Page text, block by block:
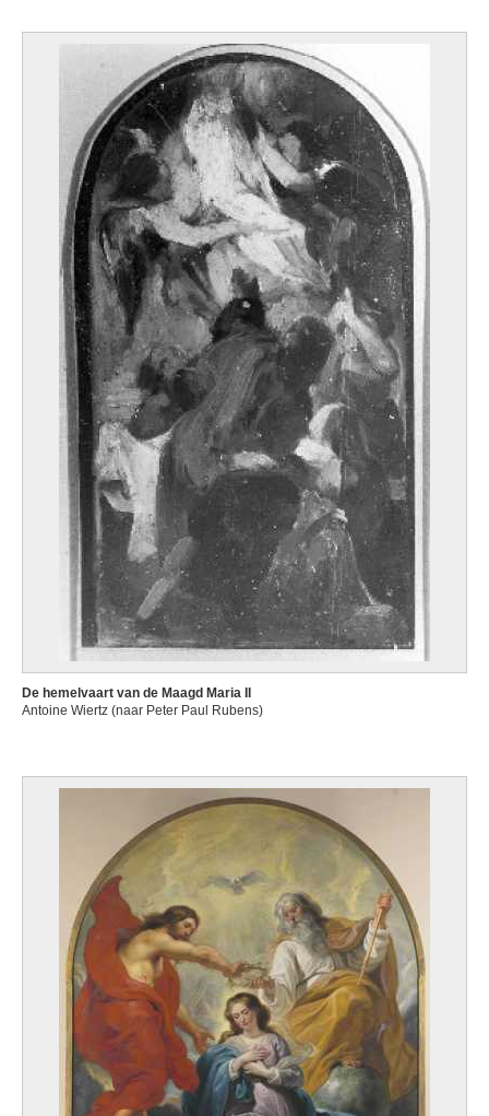
De hemelvaart van de Maagd Maria II
Antoine Wiertz (naar Peter Paul Rubens)